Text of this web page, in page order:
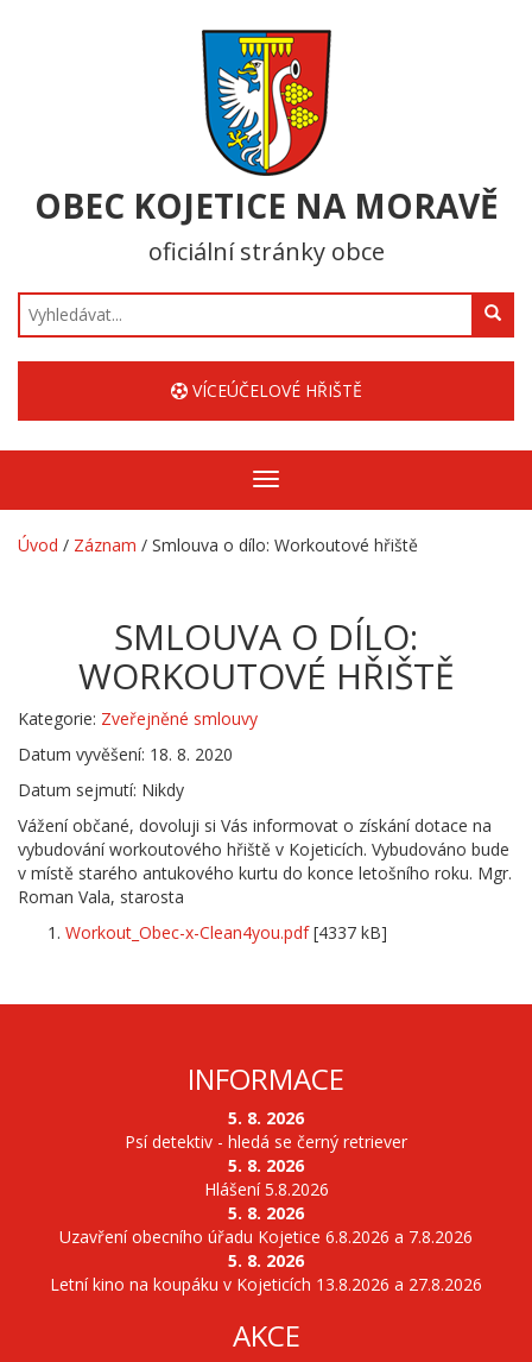
OBEC KOJETICE NA MORAVĚ
oficiální stránky obce
Hledat
VÍCEÚČELOVÉ HŘIŠTĚ
Zobrazit/skrýt
navigaci
Úvod / Záznam / Smlouva o dílo: Workoutové hřiště
SMLOUVA O DÍLO:
WORKOUTOVÉ HŘIŠTĚ
Kategorie: Zveřejněné smlouvy
Datum vyvěšení: 18. 8. 2020
Datum sejmutí: Nikdy
Vážení občané, dovoluji si Vás informovat o získání dotace na
vybudování workoutového hřiště v Kojeticích. Vybudováno bude
v místě starého antukového kurtu do konce letošního roku. Mgr.
Roman Vala, starosta
Workout_Obec-x-Clean4you.pdf[4337 kB]
INFORMACE
5. 8. 2026
Psí detektiv - hledá se černý retriever
5. 8. 2026
Hlášení 5.8.2026
5. 8. 2026
Uzavření obecního úřadu Kojetice 6.8.2026 a 7.8.2026
5. 8. 2026
Letní kino na koupáku v Kojeticích 13.8.2026 a 27.8.2026
AKCE